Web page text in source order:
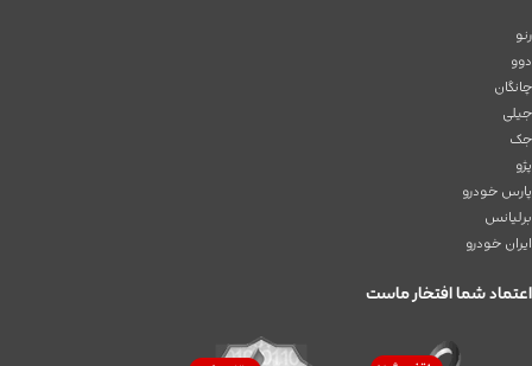
رنو
دوو
چانگان
جیلی
جک
پژو
پارس خودرو
برلیانس
ایران خودرو
اعتماد شما افتخار ماست